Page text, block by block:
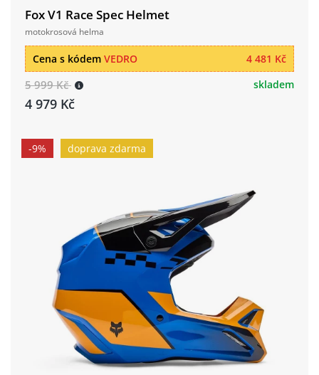
Fox V1 Race Spec Helmet
motokrosová helma
4 481 Kč
Cena s kódem VEDRO
5 999 Kč
4 979 Kč
skladem
-9% doprava zdarma